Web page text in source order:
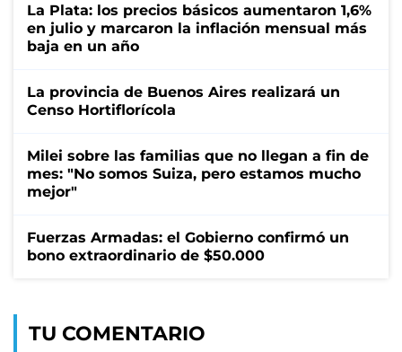
La Plata: los precios básicos aumentaron 1,6%
en julio y marcaron la inflación mensual más
baja en un año
La provincia de Buenos Aires realizará un
Censo Hortiflorícola
Milei sobre las familias que no llegan a fin de
mes: "No somos Suiza, pero estamos mucho
mejor"
Fuerzas Armadas: el Gobierno confirmó un
bono extraordinario de $50.000
TU COMENTARIO